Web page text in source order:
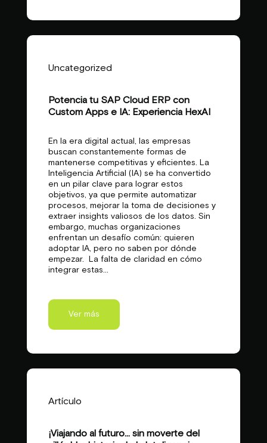
Uncategorized
Potencia tu SAP Cloud ERP con
Custom Apps e IA: Experiencia HexAI
En la era digital actual, las empresas
buscan constantemente formas de
mantenerse competitivas y eficientes. La
Inteligencia Artificial (IA) se ha convertido
en un pilar clave para lograr estos
objetivos, ya que permite automatizar
procesos, mejorar la toma de decisiones y
extraer insights valiosos de los datos. Sin
embargo, muchas organizaciones
enfrentan un desafío común: quieren
adoptar IA, pero no saben por dónde
empezar. La falta de claridad en cómo
integrar estas...
Ver más
Artículo
¡Viajando al futuro… sin moverte del